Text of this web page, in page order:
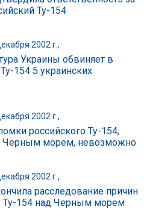
Ту-154
2002 г.,
Украины обвиняет в
154 5 украинских
2002 г.,
российского Ту-154,
Черным морем, невозможно
2002 г.,
расследование причин
Ту-154 над Черным морем